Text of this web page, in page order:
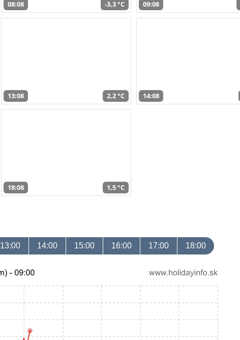
08:08 -3,3 °C 09:08
13:08 2,2 °C 14:08
18:08 1,5 °C
13:00 14:00 15:00 16:00 17:00 18:00